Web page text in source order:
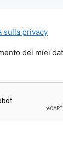
sulla privacy
dei miei